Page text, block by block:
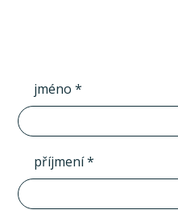
jméno *
příjmení *